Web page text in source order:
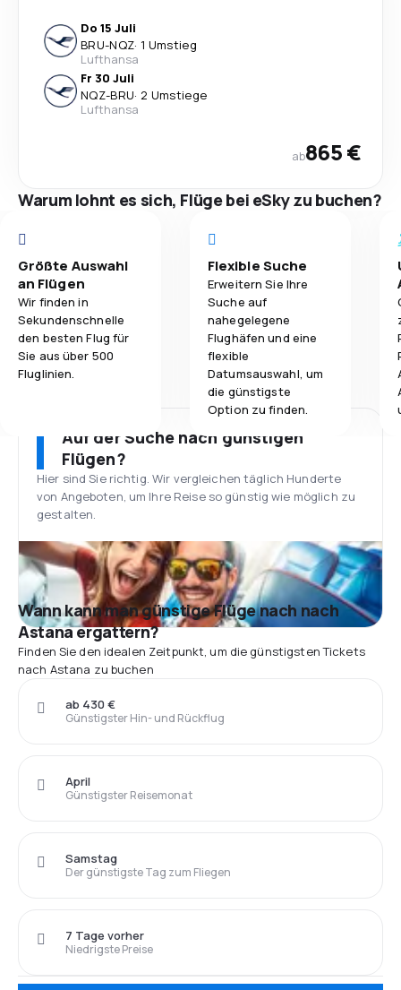
Do 15 Juli
BRU-NQZ· 1 Umstieg
Lufthansa
Fr 30 Juli
NQZ-BRU· 2 Umstiege
Lufthansa
ab865 €
Warum lohnt es sich, Flüge bei eSky zu buchen?
Größte Auswahl
an Flügen
Wir finden in
Sekundenschnelle
den besten Flug für
Sie aus über 500
Fluglinien.
Flexible Suche
Erweitern Sie Ihre
Suche auf
nahegelegene
Flughäfen und eine
flexible
Datumsauswahl, um
die günstigste
Option zu finden.
Auf der Suche nach günstigen
Flügen?
Hier sind Sie richtig. Wir vergleichen täglich Hunderte
von Angeboten, um Ihre Reise so günstig wie möglich zu
gestalten.
Wann kann man günstige Flüge nach nach
Astana ergattern?
Finden Sie den idealen Zeitpunkt, um die günstigsten Tickets
nach Astana zu buchen
Günstigster Hin- und Rückflug
ab 430 €
Günstigster Reisemonat
April
Der günstigste Tag zum Fliegen
Samstag
Niedrigste Preise
7 Tage vorher